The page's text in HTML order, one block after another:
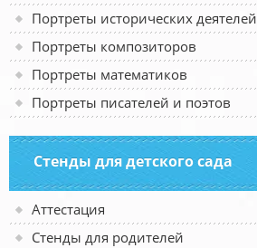
Портреты исторических деятелей
Портреты композиторов
Портреты математиков
Портреты писателей и поэтов
Стенды для детского сада
Аттестация
Стенды для родителей